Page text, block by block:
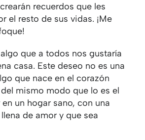
recuerdos que les
el resto de sus vidas. ¡Me
que a todos nos gustaría
casa. Este deseo no es una
que nace en el corazón
mismo modo que lo es el
un hogar sano, con una
de amor y que sea